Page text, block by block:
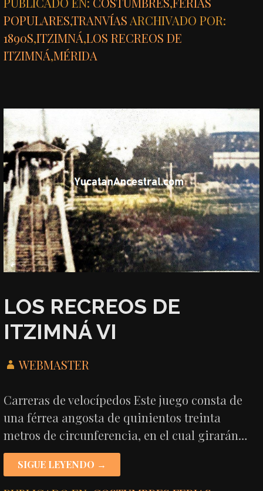
POPULARES,TRANVÍAS ARCHIVADO POR:
1890S,ITZIMNÁ,LOS RECREOS DE
ITZIMNÁ,MÉRIDA
LOS RECREOS DE
ITZIMNÁ VI
WEBMASTER
Carreras de velocípedos Este juego consta de
una férrea angosta de quinientos treinta
metros de circunferencia, en el cual girarán…
SIGUE LEYENDO →